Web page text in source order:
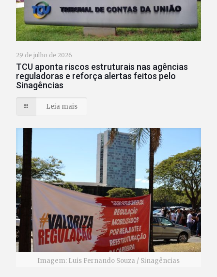
29 de julho de 2026
TCU aponta riscos estruturais nas agências
reguladoras e reforça alertas feitos pelo
Sinagências
Leia mais
Imagem: Luis Fernando Souza / Sinagências